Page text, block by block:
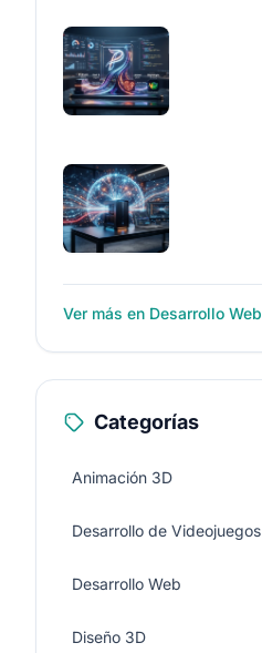
Ver más en Desarrollo Web
Categorías
Animación 3D
Desarrollo de Videojuegos
Desarrollo Web
Diseño 3D